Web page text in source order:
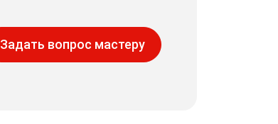
Задать вопрос мастеру